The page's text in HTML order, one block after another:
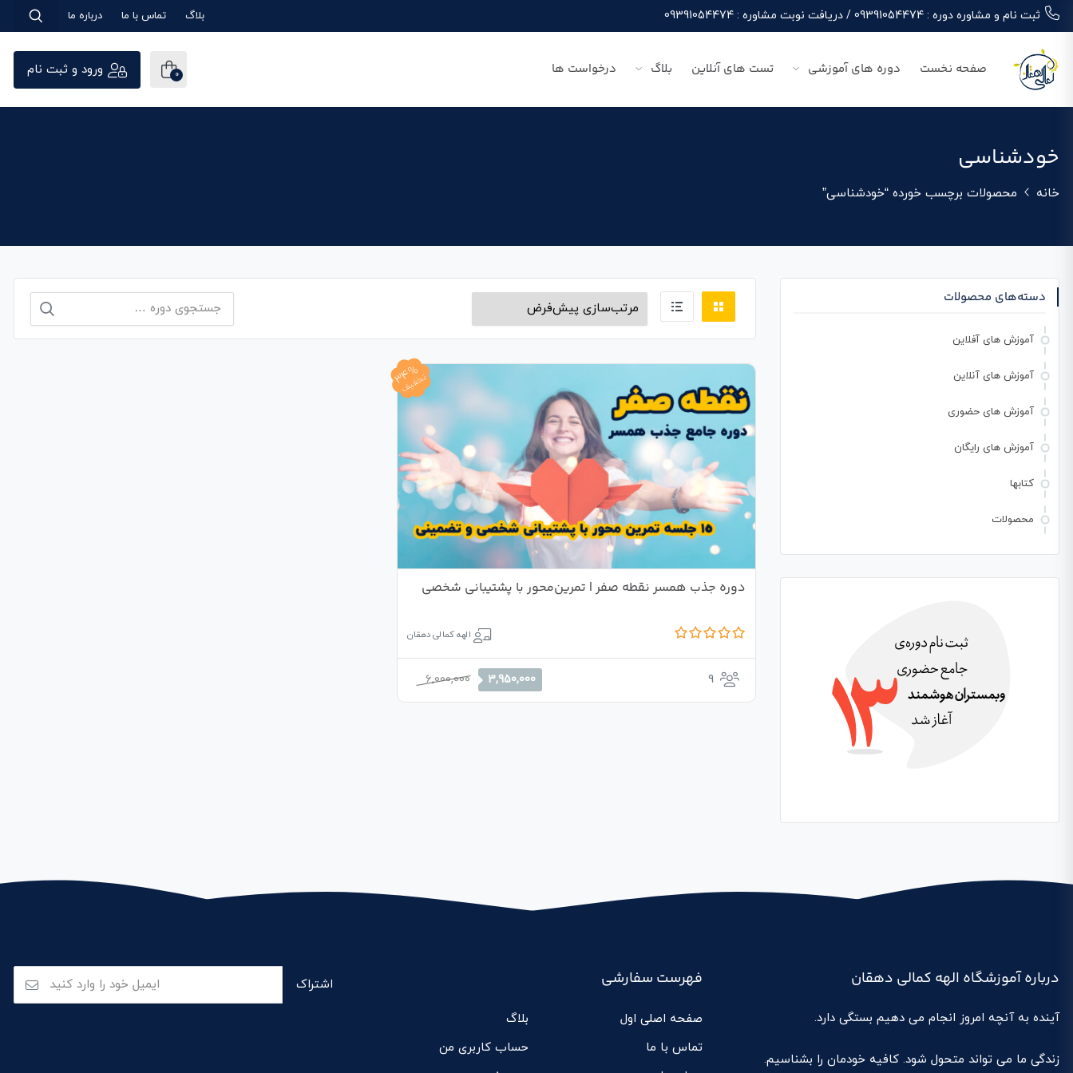
ثبت نام و مشاوره دوره : 09391054474 / دریافت نوبت مشاوره : 09391054474 بلاگ تماس با ما درباره ما
صفحه نخست دوره های آموزشی تست های آنلاین بلاگ درخواست ها 0 ورود و ثبت نام
خودشناسی
خانه محصولات برچسب خورده “خودشناسی”
جستجو
برای:
34%
تخفیف
دوره جذب همسر نقطه صفر | تمرین‌محور با پشتیبانی شخصی
الهه کمالی دهقان
9
6,000,000
قیمت
اصلی
3,950,000
قیمت
فعلی
دسته‌های محصولات
آموزش های آفلاین
آموزش های آنلاین
آموزش های حضوری
آموزش های رایگان
کتابها
محصولات
درباره آموزشگاه الهه کمالی دهقان
آینده به آنچه امروز انجام می دهیم بستگی دارد.
زندگی ما می تواند متحول شود. کافیه خودمان را بشناسیم.
فهرست سفارشی
صفحه اصلی اول
بلاگ
تماس با ما
حساب کاربری من